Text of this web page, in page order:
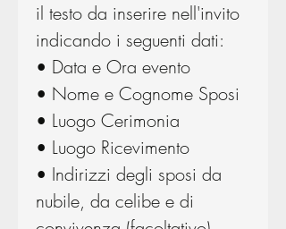
il testo da inserire nell'invito
indicando i seguenti dati:
• Data e Ora evento
• Nome e Cognome Sposi
• Luogo Cerimonia
• Luogo Ricevimento
• Indirizzi degli sposi da
nubile, da celibe e di